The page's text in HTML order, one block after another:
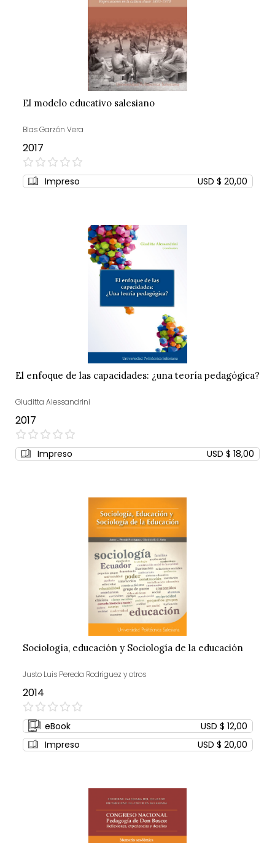
El modelo educativo salesiano
Blas Garzón Vera
2017
0%
Impreso USD $ 20,00
El enfoque de las capacidades: ¿una teoría pedagógica?
Giuditta Alessandrini
2017
0%
Impreso USD $ 18,00
Sociología, educación y Sociología de la educación
Justo Luis Pereda Rodriguez y otros
2014
0%
eBook
USD $ 12,00
Impreso
USD $ 20,00